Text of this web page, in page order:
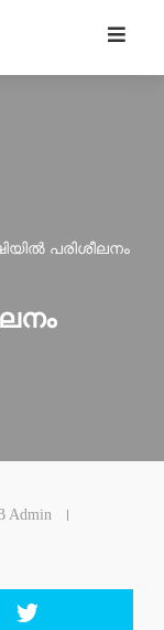
പരിശീലനം
Admin